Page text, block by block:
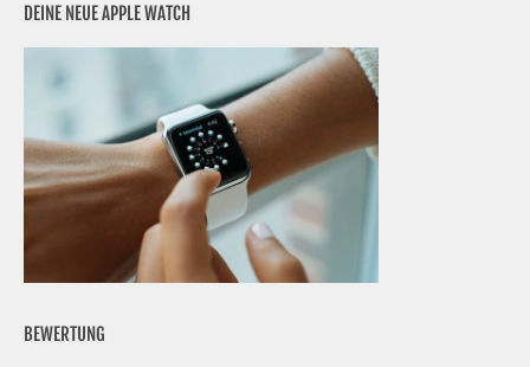
DEINE NEUE APPLE WATCH
BEWERTUNG